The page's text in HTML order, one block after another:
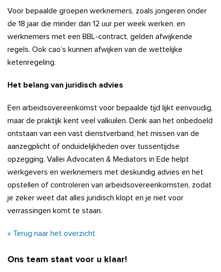
Voor bepaalde groepen werknemers, zoals jongeren onder
de 18 jaar die minder dan 12 uur per week werken, en
werknemers met een BBL-contract, gelden afwijkende
regels. Ook cao’s kunnen afwijken van de wettelijke
ketenregeling.
Het belang van juridisch advies
Een arbeidsovereenkomst voor bepaalde tijd lijkt eenvoudig,
maar de praktijk kent veel valkuilen. Denk aan het onbedoeld
ontstaan van een vast dienstverband, het missen van de
aanzegplicht of onduidelijkheden over tussentijdse
opzegging. Vallei Advocaten & Mediators in Ede helpt
werkgevers en werknemers met deskundig advies en het
opstellen of controleren van arbeidsovereenkomsten, zodat
je zeker weet dat alles juridisch klopt en je niet voor
verrassingen komt te staan.
« Terug naar het overzicht
Ons team staat voor u klaar!